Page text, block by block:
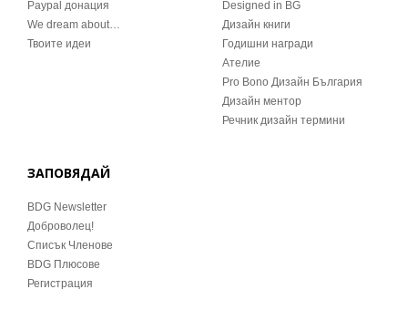
Paypal донация
We dream about…
Твоите идеи
Designed in BG
Дизайн книги
Годишни награди
Ателие
Pro Bono Дизайн България
Дизайн ментор
Речник дизайн термини
ЗАПОВЯДАЙ
BDG Newsletter
Доброволец!
Списък Членове
BDG Плюсове
Регистрация